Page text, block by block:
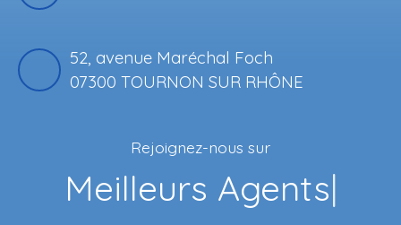
52, avenue Maréchal Foch
07300 TOURNON SUR RHÔNE
Rejoignez-nous sur
F